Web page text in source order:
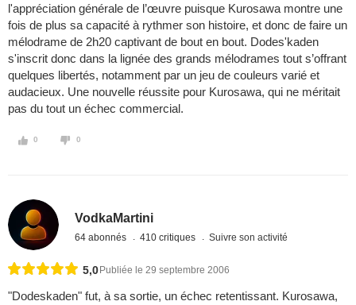
l'appréciation générale de l’œuvre puisque Kurosawa montre une
fois de plus sa capacité à rythmer son histoire, et donc de faire un
mélodrame de 2h20 captivant de bout en bout. Dodes'kaden
s'inscrit donc dans la lignée des grands mélodrames tout s’offrant
quelques libertés, notamment par un jeu de couleurs varié et
audacieux. Une nouvelle réussite pour Kurosawa, qui ne méritait
pas du tout un échec commercial.
0 0
VodkaMartini
64 abonnés 410 critiques Suivre son activité
5,0 Publiée le 29 septembre 2006
"Dodeskaden" fut, à sa sortie, un échec retentissant. Kurosawa,